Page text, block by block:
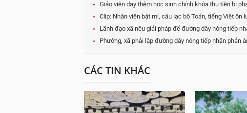
Giáo viên dạy thêm học sinh chính khóa thu tiền bị
Clip: Nhân viên bật mí, câu lạc bộ Toán, tiếng Việt ôn
Lãnh đạo xã nêu giải pháp để đường dây nóng tiếp
Phường, xã phải lập đường dây nóng tiếp nhận phản
CÁC TIN KHÁC